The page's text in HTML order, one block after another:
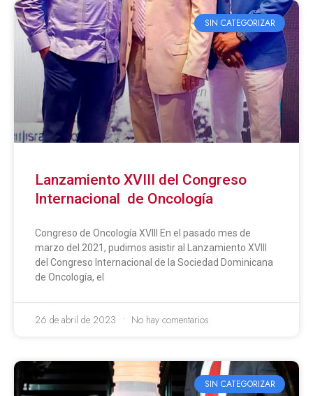
SIN CATEGORIZAR
Lanzamiento XVIII del Congreso
Internacional de Oncología
Congreso de Oncología XVIII En el pasado mes de
marzo del 2021, pudimos asistir al Lanzamiento XVIII
del Congreso Internacional de la Sociedad Dominicana
de Oncología, el
26 de abril de 2023 No hay comentarios
SIN CATEGORIZAR